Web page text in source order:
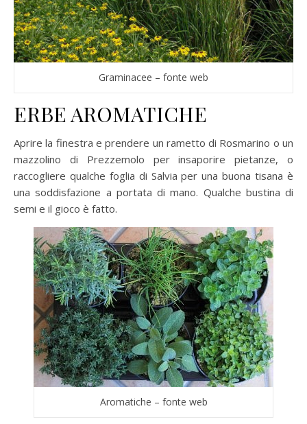
Graminacee – fonte web
ERBE AROMATICHE
Aprire la finestra e prendere un rametto di Rosmarino o un
mazzolino di Prezzemolo per insaporire pietanze, o
raccogliere qualche foglia di Salvia per una buona tisana è
una soddisfazione a portata di mano. Qualche bustina di
semi e il gioco è fatto.
Aromatiche – fonte web